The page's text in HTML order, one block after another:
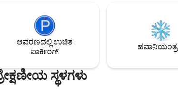
ದೊಡ್ಡ ನಯವಾದ
ಬಿಳಿ ನಯವಾದ
ಮತ್ತು ಅಲಂಕಾರಿಕ!
ಟವೆಲ್‌ಗಳು ಸೇರಿದಂತೆ ಎಲ್ಲಾ
ಹೊಂದಿರುವ ಪೂರ್ಣ ಅಡುಗೆಮನೆ. ವಿಸ್ತೃತ
ವಾಸ್ತವ್ಯಗಳಿಗಾಗಿ ವಾರಕ್ಕೊಮ್ಮೆ ಸೇವಕಿ
ಆವರಣದಲ್ಲಿ ಉಚಿತ
ಪಾರ್ಕಿಂಗ್
ಸ್ಥಳಗಳು